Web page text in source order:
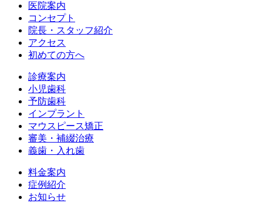
医院案内
コンセプト
院長・スタッフ紹介
アクセス
初めての方へ
診療案内
小児歯科
予防歯科
インプラント
マウスピース矯正
審美・補綴治療
義歯・入れ歯
料金案内
症例紹介
お知らせ